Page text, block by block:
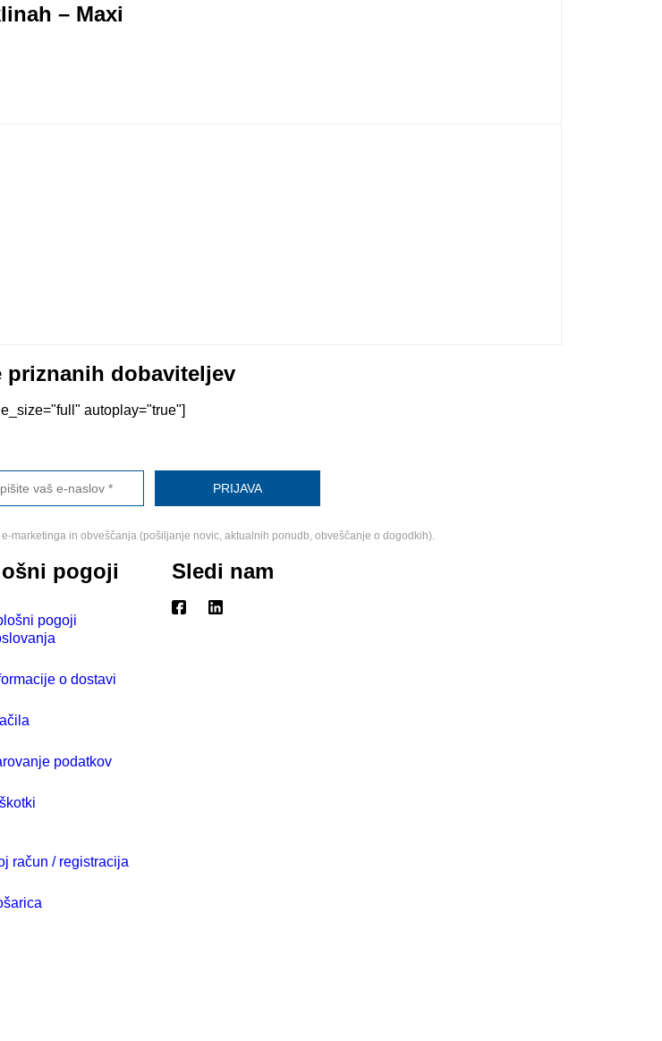
– Maxi
priznanih dobaviteljev
autoplay="true"]
marketinga in obveščanja (pošiljanje novic, aktualnih ponudb, obveščanje o dogodkih).
pogoji
pogoji
o dostavi
podatkov
račun / registracija
Sledi nam